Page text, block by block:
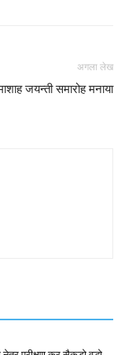
अगला लेख
जयन्ती समारोह मनाया